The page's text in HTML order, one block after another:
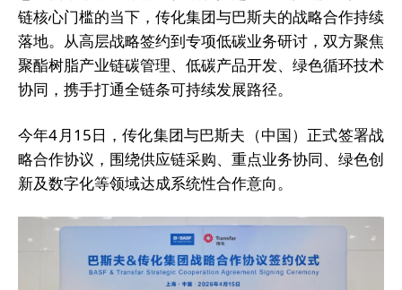
链核心门槛的当下，传化集团与巴斯夫的战略合作持续
落地。从高层战略签约到专项低碳业务研讨，双方聚焦
聚酯树脂产业链碳管理、低碳产品开发、绿色循环技术
协同，携手打通全链条可持续发展路径。
今年4月15日，传化集团与巴斯夫（中国）正式签署战
略合作协议，围绕供应链采购、重点业务协同、绿色创
新及数字化等领域达成系统性合作意向。